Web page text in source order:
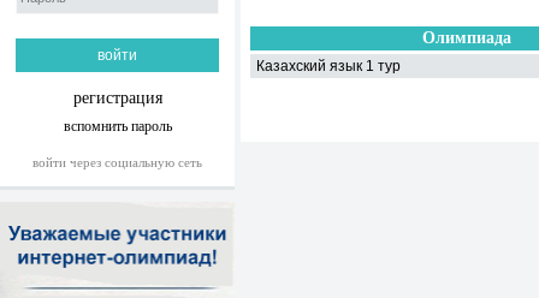
регистрация
вспомнить пароль
войти через социальную сеть
Олимпиада
Казахский язык 1 тур